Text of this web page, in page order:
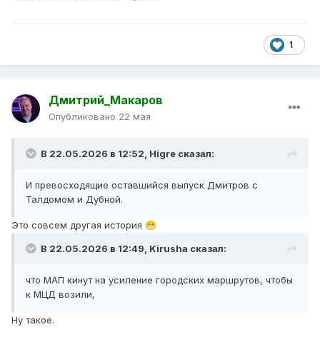
1
Дмитрий_Макаров
Опубликовано 22 мая
В 22.05.2026 в 12:52, Higre сказал:
И превосходящие оставшийся выпуск Дмитров с
Талдомом и Дубной.
Это совсем другая история 😁
В 22.05.2026 в 12:49, Kirusha сказал:
что МАП кинут на усиление городских маршрутов, чтобы
к МЦД возили,
Ну такое.